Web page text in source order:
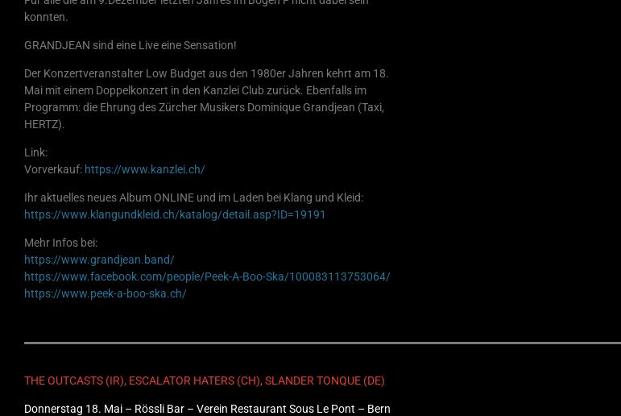
konnten.
GRANDJEAN sind eine Live eine Sensation!
Der Konzertveranstalter Low Budget aus den 1980er Jahren kehrt am 18.
Mai mit einem Doppelkonzert in den Kanzlei Club zurück. Ebenfalls im
Programm: die Ehrung des Zürcher Musikers Dominique Grandjean (Taxi,
HERTZ).
Link:
Vorverkauf: https://www.kanzlei.ch/
Ihr aktuelles neues Album ONLINE und im Laden bei Klang und Kleid:
https://www.klangundkleid.ch/katalog/detail.asp?ID=19191
Mehr Infos bei:
https://www.grandjean.band/
https://www.facebook.com/people/Peek-A-Boo-Ska/100083113753064/
https://www.peek-a-boo-ska.ch/
THE OUTCASTS (IR), ESCALATOR HATERS (CH), SLANDER TONQUE (DE)
Donnerstag 18. Mai – Rössli Bar – Verein Restaurant Sous Le Pont – Bern